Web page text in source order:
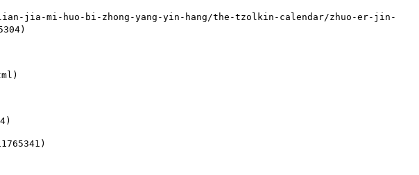
lian-jia-mi-huo-bi-zhong-yang-yin-hang/the-tzolkin-calendar/zhuo-er-jin-